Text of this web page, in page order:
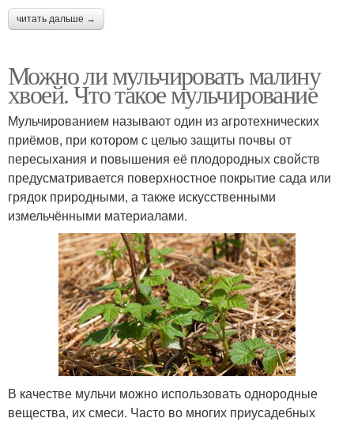
читать дальше →
Можно ли мульчировать малину
хвоей. Что такое мульчирование
Мульчированием называют один из агротехнических
приёмов, при котором с целью защиты почвы от
пересыхания и повышения её плодородных свойств
предусматривается поверхностное покрытие сада или
грядок природными, а также искусственными
измельчёнными материалами.
В качестве мульчи можно использовать однородные
вещества, их смеси. Часто во многих приусадебных